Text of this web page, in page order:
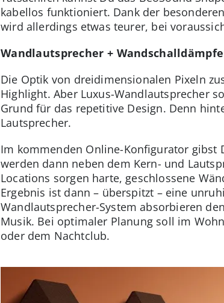
kabellos funktioniert. Dank der
wird allerdings etwas teurer, bei
Wandlautsprecher +
Die Optik von dreidimensionalen Pixeln
Highlight. Aber Luxus-Wandlautsprecher
Grund für das repetitive Design. Denn
Lautsprecher.
Im kommenden Online-Konfigurator gibst
werden dann neben dem Kern- und
Locations sorgen harte, geschlossene
Ergebnis ist dann – überspitzt – eine
Wandlautsprecher-System absorbieren
Musik. Bei optimaler Planung soll im
oder dem Nachtclub.